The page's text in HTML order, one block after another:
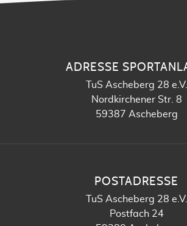
ADRESSE
TuS Ascheberg 28 e.V.
Nordkirchener Str. 8
59387 Ascheberg
POSTADRESSE
TuS Ascheberg 28 e.V.
Postfach 24